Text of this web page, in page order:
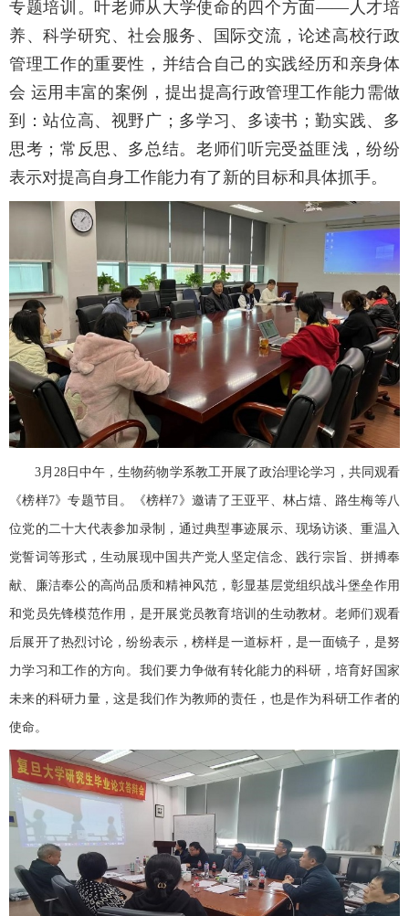
专题培训。叶老师从大学使命的四个方面——人才培
养、科学研究、社会服务、国际交流，论述高校行政
管理工作的重要性，并结合自己的实践经历和亲身体
会 运用丰富的案例，提出提高行政管理工作能力需做
到：站位高、视野广；多学习、多读书；勤实践、多
思考；常反思、多总结。老师们听完受益匪浅，纷纷
表示对提高自身工作能力有了新的目标和具体抓手。
3月28日中午，生物药物学系教工开展了政治理论学习，共同观看
《榜样7》专题节目。《榜样7》邀请了王亚平、林占熺、路生梅等八
位党的二十大代表参加录制，通过典型事迹展示、现场访谈、重温入
党誓词等形式，生动展现中国共产党人坚定信念、践行宗旨、拼搏奉
献、廉洁奉公的高尚品质和精神风范，彰显基层党组织战斗堡垒作用
和党员先锋模范作用，是开展党员教育培训的生动教材。老师们观看
后展开了热烈讨论，纷纷表示，榜样是一道标杆，是一面镜子，是努
力学习和工作的方向。我们要力争做有转化能力的科研，培育好国家
未来的科研力量，这是我们作为教师的责任，也是作为科研工作者的
使命。